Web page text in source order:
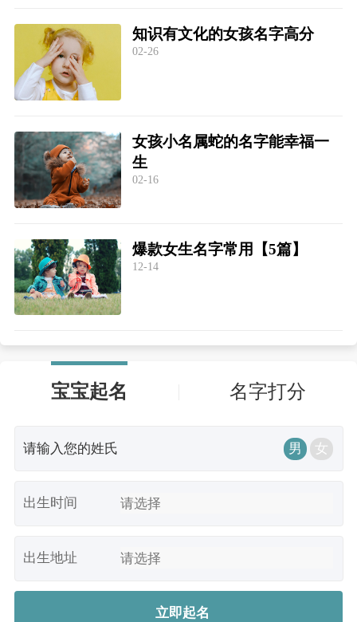
知识有文化的女孩名字高分
02-26
女孩小名属蛇的名字能幸福一
生
02-16
爆款女生名字常用【5篇】
12-14
宝宝起名 名字打分
男 女
出生时间
出生地址
立即起名